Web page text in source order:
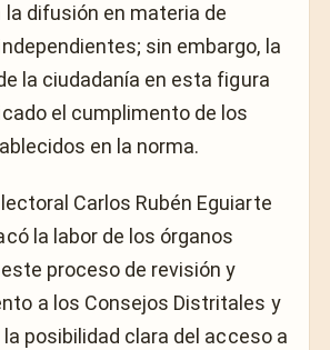
difusión en materia de
sin embargo, la
la ciudadanía en esta figura
el cumplimento de los
en la norma.
Carlos Rubén Eguiarte
la labor de los órganos
proceso de revisión y
a los Consejos Distritales y
posibilidad clara del acceso a